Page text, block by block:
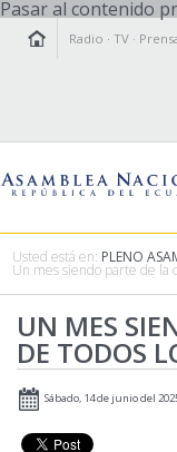
Pasar al contenido
Radio ·TV ·
LEGISLAMOS
FISCALIZAMOS
TRANSPARENCIA
PRENSA
PARTICIPACIÓN
Usted está en: PLENO
Un mes siendo parte de la
UN MES
DE TODOS
Sábado, 14 de junio del